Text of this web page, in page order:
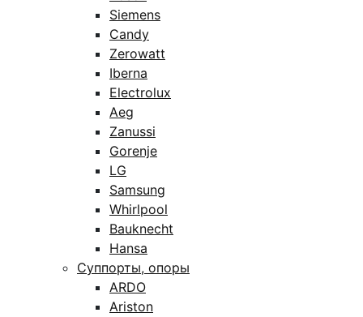
Siemens
Candy
Zerowatt
Iberna
Electrolux
Aeg
Zanussi
Gorenje
LG
Samsung
Whirlpool
Bauknecht
Hansa
Суппорты, опоры
ARDO
Ariston